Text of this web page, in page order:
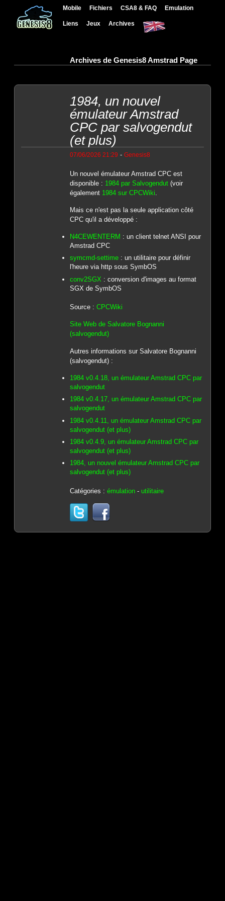
Mobile Fichiers CSA8 & FAQ Emulation
Liens Jeux Archives
Archives de Genesis8 Amstrad Page
1984, un nouvel
émulateur Amstrad
CPC par salvogendut
(et plus)
07/06/2026 21:29 - Genesis8
Un nouvel émulateur Amstrad CPC est
disponible : 1984 par Salvogendut(voir
également 1984 sur CPCWiki
Mais ce n'est pas la seule application côté
CPC qu'il a développé :
N4CEWENTERM : un client telnet ANSI pour
Amstrad CPC
symcmd-settime: un utilitaire pour définir
l'heure via http sous SymbOS
conv2SGX : conversion d'images au format
SGX de SymbOS
Source : CPCWiki
Site Web de Salvatore Bognanni
(salvogendut)
Autres informations sur Salvatore Bognanni
(salvogendut) :
1984 v0.4.18, un émulateur Amstrad CPC par
salvogendut
1984 v0.4.17, un émulateur Amstrad CPC par
salvogendut
1984 v0.4.11, un émulateur Amstrad CPC par
salvogendut (et plus)
1984 v0.4.9, un émulateur Amstrad CPC par
salvogendut (et plus)
1984, un nouvel émulateur Amstrad CPC par
salvogendut (et plus)
Catégories : émulation- utilitaire